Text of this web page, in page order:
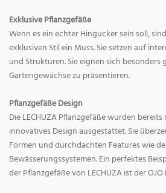
Exklusive Pflanzgefäße
Wenn es ein echter Hingucker sein soll,
exklusiven Stil ein Muss. Sie setzen auf
und Strukturen. Sie eignen sich besonders
Gartengewächse zu präsentieren.
Pflanzgefäße Design
Die LECHUZA Pflanzgefäße wurden
innovatives Design ausgestattet. Sie
Formen und durchdachten Features wie
Bewässerungssystemen. Ein perfektes
der Pflanzgefäße von LECHUZA ist der